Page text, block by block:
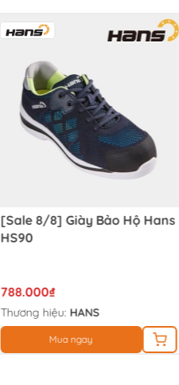
[Sale 8/8] Giày Bảo Hộ Hans
HS90
788.000₫
Thương hiệu: HANS
Mua ngay